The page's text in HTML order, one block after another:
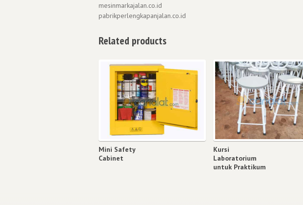
mesinmarkajalan.co.id
pabrikperlengkapanjalan.co.id
Related products
Mini Safety
Cabinet
Kursi
Laboratorium
untuk Praktikum